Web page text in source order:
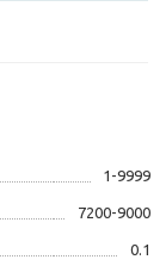
1-9999
7200-9000
0.1